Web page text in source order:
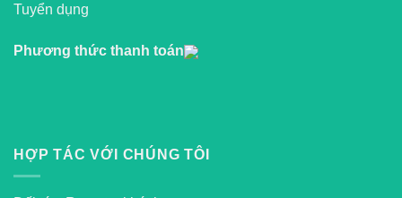
Tuyển dụng
Phương thức thanh toán
HỢP TÁC VỚI CHÚNG TÔI